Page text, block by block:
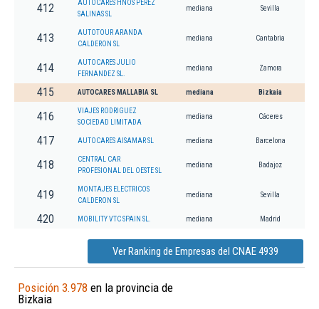
412
AUTOCARES HNOS PEREZ
SALINAS SL
mediana Sevilla
413
AUTOTOUR ARANDA
CALDERON SL
mediana Cantabria
414
AUTOCARES JULIO
FERNANDEZ SL.
mediana Zamora
415 AUTOCARES MALLABIA SL mediana Bizkaia
416
VIAJES RODRIGUEZ
SOCIEDAD LIMITADA
mediana Cáceres
417 AUTOCARES AISAMAR SL mediana Barcelona
418
CENTRAL CAR
PROFESIONAL DEL OESTE SL
mediana Badajoz
419
MONTAJES ELECTRICOS
CALDERON SL
mediana Sevilla
420 MOBILITY VTC SPAIN SL. mediana Madrid
Ver Ranking de Empresas del CNAE 4939
Posición 3.978 en la provincia de
Bizkaia